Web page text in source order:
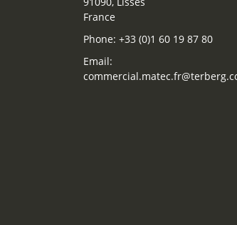
France
Phone: +33 (0)1 60 19 87 80
Email: